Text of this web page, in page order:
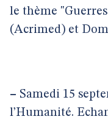
le thème
(Acrimed) et
– Samedi 15
l’Humanité.